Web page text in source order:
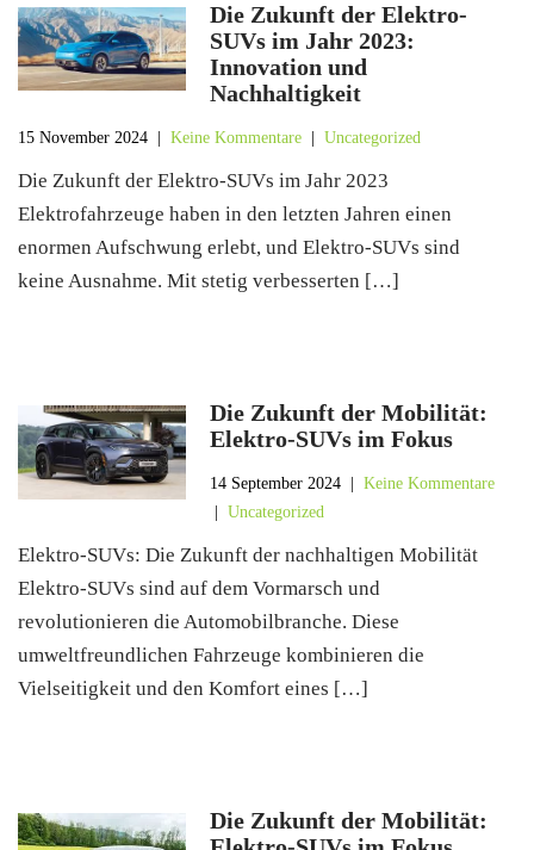
Die Zukunft der Elektro-
SUVs im Jahr 2023:
Innovation und
Nachhaltigkeit
15 November 2024 Keine Kommentare Uncategorized
Die Zukunft der Elektro-SUVs im Jahr 2023
Elektrofahrzeuge haben in den letzten Jahren einen
enormen Aufschwung erlebt, und Elektro-SUVs sind
keine Ausnahme. Mit stetig verbesserten […]
Die Zukunft der Mobilität:
Elektro-SUVs im Fokus
14 September 2024 |Keine Kommentare
|Uncategorized
Elektro-SUVs: Die Zukunft der nachhaltigen Mobilität
Elektro-SUVs sind auf dem Vormarsch und
revolutionieren die Automobilbranche. Diese
umweltfreundlichen Fahrzeuge kombinieren die
Vielseitigkeit und den Komfort eines […]
Die Zukunft der Mobilität: